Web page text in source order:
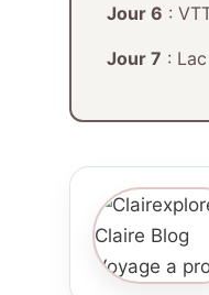
Jour 6 :
Jour 7 :